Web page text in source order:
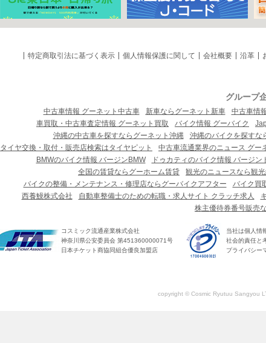
特定商取引法に基づく表示 個人情報保護に関して 会社概要 沿革
グループ
中古車情報 グーネット中古車 新車ならグーネット新車 中古車情
車買取・中古車査定情報 グーネット買取
バイク情報 グーバイク
沖縄の中古車を探すならグーネット沖縄
沖縄のバイクを探すな
タイヤ交換・取付・販売店検索はタイヤピット
中古車流通業界のニュース グー
BMWのバイク情報 バージンBMW
ドゥカティのバイク情報 バージン
全国の賃貸ならグーホーム賃貸
観光のニュースなら観
バイクの整備・メンテナンス・修理店ならグーバイクアフター
バイク買
西養鰻株式会社
自動車整備士のための転職・求人サイト クラッチ求人
株主優待券番号販売
コスミック流通産業株式会社
神奈川県公安委員会 第451360000071号
日本チケット商協同組合優良加盟店
当社は個人情
社会的責任と
プライバシー
copyright © Cosmic Ryutuu Sangyou